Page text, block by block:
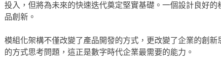
投入，但將為未來的快速迭代奠定堅實基礎。一個設計良好
品創新。
模組化架構不僅改變了產品開發的方式，更改變了企業的創
的方式思考問題，這正是數字時代企業最需要的能力。